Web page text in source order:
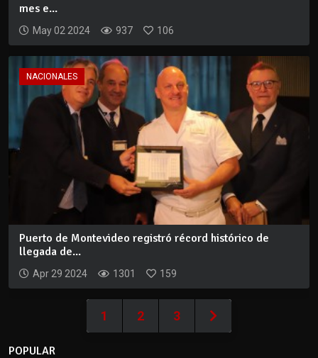
mes e...
May 02 2024 937 106
NACIONALES
Puerto de Montevideo registró récord histórico de
llegada de...
Apr 29 2024 1301 159
1 2 3
POPULAR